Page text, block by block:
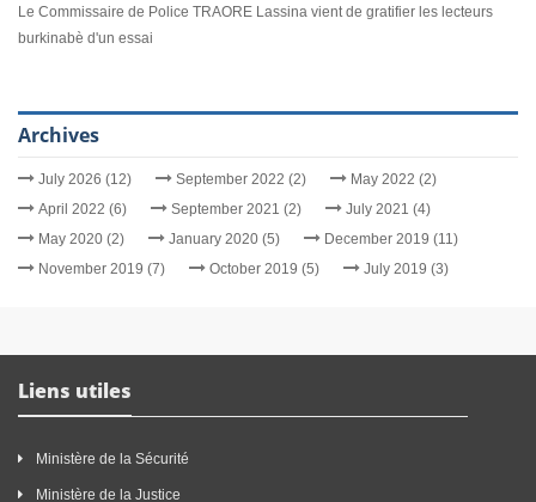
Le Commissaire de Police TRAORE Lassina vient de gratifier les lecteurs
burkinabè d'un essai
Archives
July 2026 (12) September 2022 (2)
May 2022 (2)
April 2022 (6)
September 2021 (2)
July 2021 (4)
May 2020 (2)
January 2020 (5)
December 2019 (11)
November 2019 (7)
October 2019 (5) July 2019 (3)
Liens utiles
Ministère de la Sécurité
Ministère de la Justice